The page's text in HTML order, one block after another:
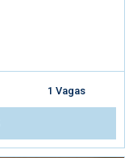
1 Vagas